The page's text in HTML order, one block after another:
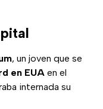
, un joven que se
en EUA en el
internada su